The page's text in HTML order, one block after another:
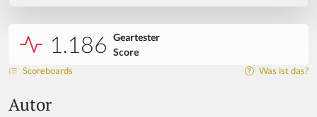
1.186 Geartester
Score
Scoreboards Was ist das?
Autor